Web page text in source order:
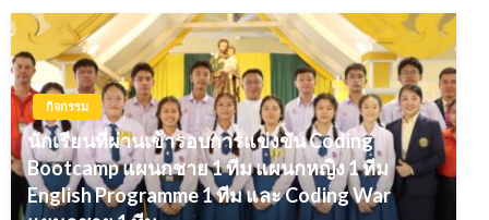
กิจกรรม
นักเรียนที่ผ่านเข้ารอบการแข่งขัน Coding
Bootcamp แผนกชาย 1 ทีม แผนกหญิง 1 ทีม
English Programme 1 ทีม และ Coding War